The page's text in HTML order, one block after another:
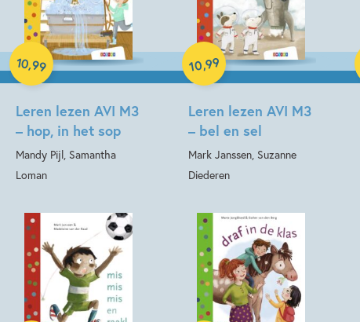
Leren lezen AVI M3
– hop, in het sop
Mandy Pijl, Samantha
Loman
10,99
Hardcover
Leren lezen AVI M3
– bel en sel
Mark Janssen, Suzanne
Diederen
10,99
Hardcover